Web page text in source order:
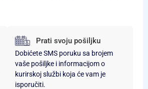
Prati svoju pošiljku
Dobićete SMS poruku sa brojem
vaše pošiljke i informacijom o
kurirskoj službi koja će vam je
isporučiti.